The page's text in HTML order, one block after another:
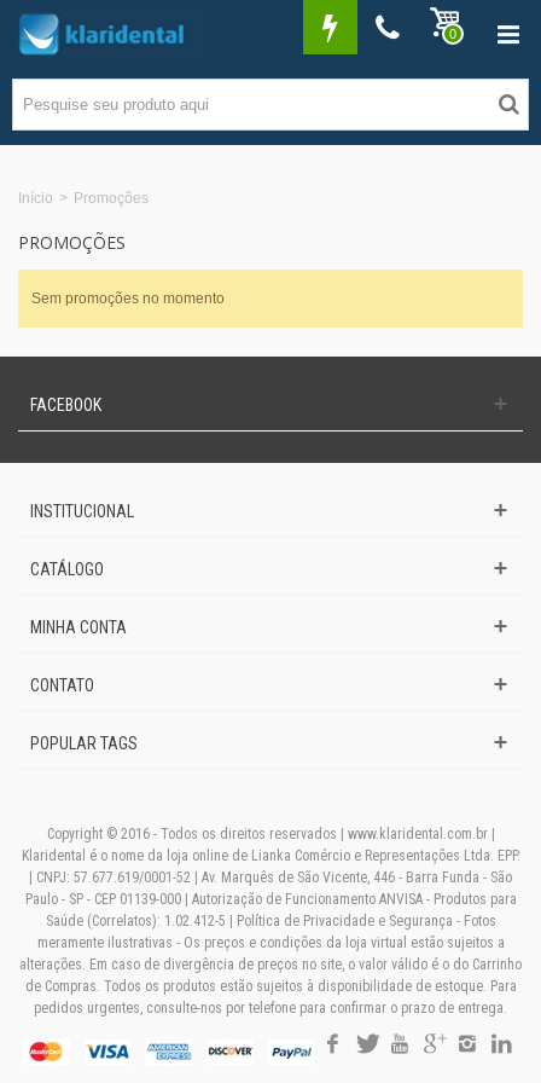
0
Início > Promoções
PROMOÇÕES
Sem promoções no momento
FACEBOOK
INSTITUCIONAL
CATÁLOGO
MINHA CONTA
CONTATO
POPULAR TAGS
Copyright © 2016 - Todos os direitos reservados | www.klaridental.com.br |
Klaridental é o nome da loja online de Lianka Comércio e Representações Ltda. EPP.
| CNPJ: 57.677.619/0001-52 | Av. Marquês de São Vicente, 446 - Barra Funda - São
Paulo - SP - CEP 01139-000 | Autorização de Funcionamento ANVISA - Produtos para
Saúde (Correlatos): 1.02.412-5 | Política de Privacidade e Segurança - Fotos
meramente ilustrativas - Os preços e condições da loja virtual estão sujeitos a
alterações. Em caso de divergência de preços no site, o valor válido é o do Carrinho
de Compras. Todos os produtos estão sujeitos à disponibilidade de estoque. Para
pedidos urgentes, consulte-nos por telefone para confirmar o prazo de entrega.